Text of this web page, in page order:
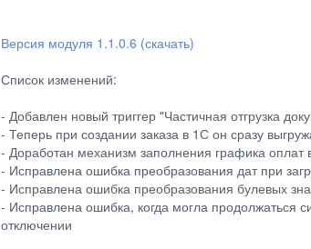
Версия модуля 1.1.0.6 (скачать)
Список изменений:
- Добавлен новый триггер "Частичная отгрузка
- Теперь при создании заказа в 1С он сразу
- Доработан механизм заполнения графика оплат
- Исправлена ошибка преобразования дат при
- Исправлена ошибка преобразования булевых
- Исправлена ошибка, когда могла продолжаться
отключении